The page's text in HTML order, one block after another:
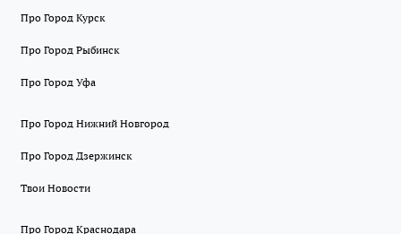
Про Город Курск
Про Город Рыбинск
Про Город Уфа
Про Город Нижний Новгород
Про Город Дзержинск
Твои Новости
Про Город Краснодара